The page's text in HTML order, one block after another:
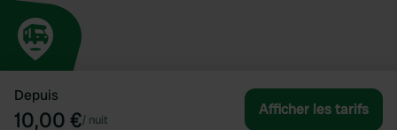
Depuis
10,00 €/ nuit
Afficher les tarifs